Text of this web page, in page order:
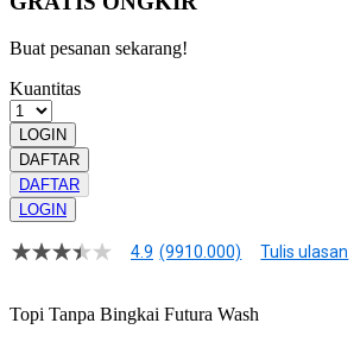
Buat pesanan sekarang!
Kuantitas
LOGIN
DAFTAR
DAFTAR
LOGIN
4.9
bintang,
4.9 (9910.000) Tulis ulasan
Topi Tanpa Bingkai Futura Wash